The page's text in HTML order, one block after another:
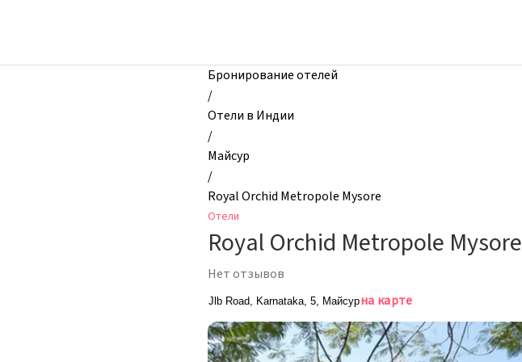
Royal
Бронирование отелей
/
Отели в Индии
/
Майсур
/
Royal Orchid Metropole Mysore
Отели
Royal Orchid Metropole Mysore
Нет отзывов
Jlb Road, Karnataka, 5, Майсурна карте